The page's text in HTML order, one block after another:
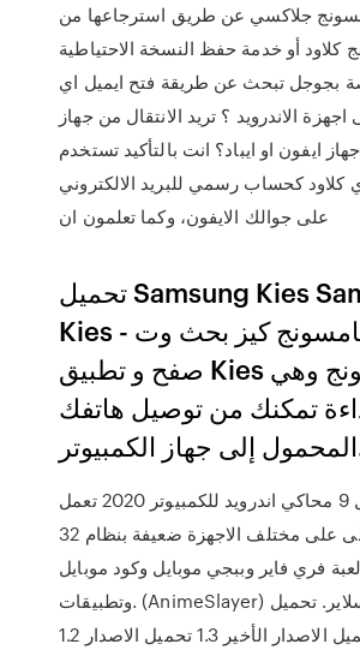
جلاكسي عن طريق استرجاعها من
أو خدمة حفظ النسخة الاحتياطية
بجوجل تبحث عن طريقة فتح ايميل اي
اجهزة الاندرويد ؟ تريد الانتقال من جهاز
ايفون او ايباد؟ انت بالتأكيد تستخدم
كحساب رسمي للبريد الالكتروني
على جوالك الايفون، وكما تعلمون ان
تحميل Samsung Kies Samsung
Kies - برنامج سامسونج كيز بحث وت
صفح و تطبيق Kies من سامسونج وهي
تمكنك من توصيل هاتفك
تحميل أفضل 9 محاكي اندرويد للكمبيوتر 2020 تعمل
على على مختلف الاجهزة ضعيفة بنظام 32Bit و 64Bit
فري فاير وببجي موبايل وكود موبايل
وتطبيقات. (AnimeSlayer) تطبيق انمي سلاير. تحميل
التطبيق تحميل الاصدار الأخير 1.3 تحميل الاصدار 1.2